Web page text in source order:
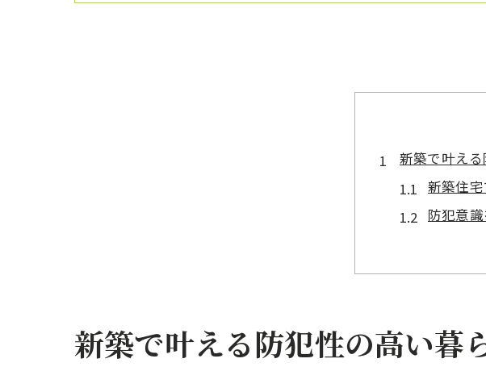
新築で叶え
新築住
防犯意
新築の
安心を
防犯カメラ導
新築住
新築で叶える防犯性の高い暮